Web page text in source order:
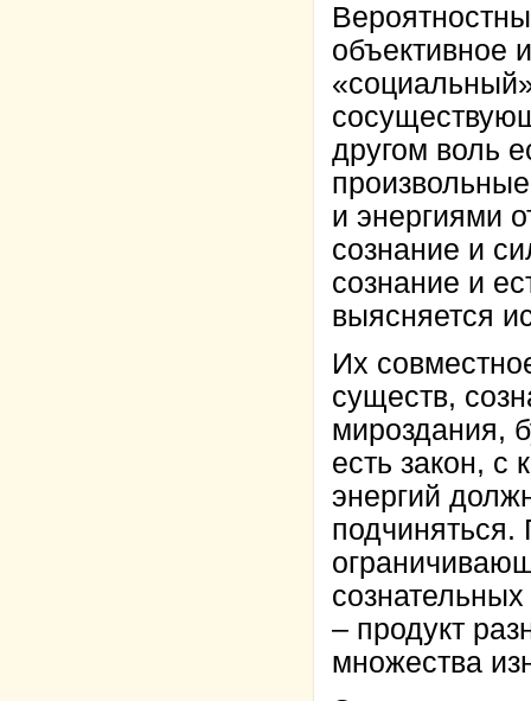
объективное
другом воль
и энергиями
сознание и
сознание и
выясняется
Их
существ,
мироздания,
есть закон, с
энергий
подчиняться.
– продукт
множества